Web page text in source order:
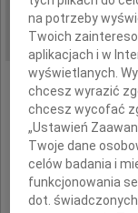
DATA EMISJI:
na potrzeby
Twoich
aplikacjach i w
wyświetlanych.
chcesz wyrazić
chcesz wycofać
„Ustawień
Twoje dane
celów badania i
funkcjonowania
dot.